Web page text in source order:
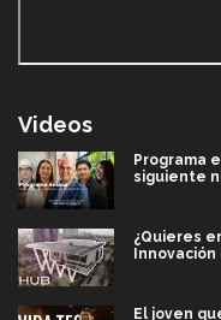
Videos
Programa
siguiente
¿Quieres
El joven